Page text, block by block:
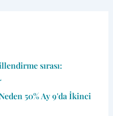
sırası:
50% Ay 9'da İkinci